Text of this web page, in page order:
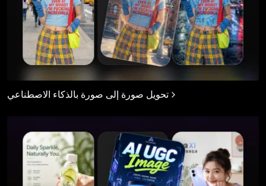
تحويل صورة إلى صورة بالذكاء الاصطناعي